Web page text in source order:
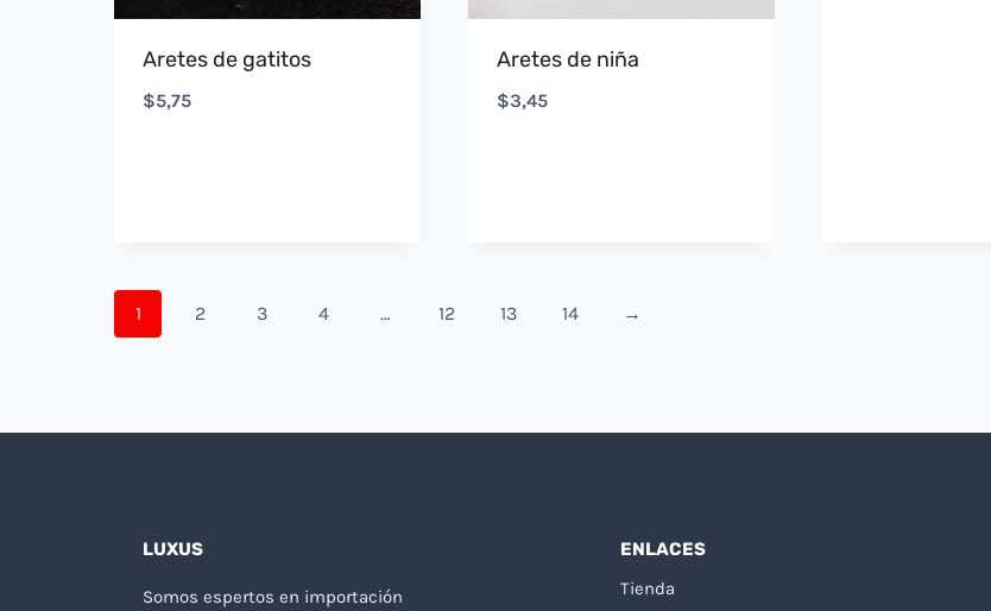
Aretes de gatitos
$5,75
Aretes de niña
$3,45
1 2 3 4 … 12 13 14 →
LUXUS
Somos espertos en importación
ENLACES
Tienda